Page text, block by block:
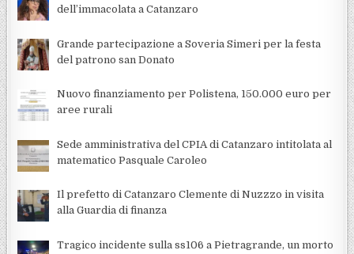
dell’immacolata a Catanzaro
Grande partecipazione a Soveria Simeri per la festa
del patrono san Donato
Nuovo finanziamento per Polistena, 150.000 euro per
aree rurali
Sede amministrativa del CPIA di Catanzaro intitolata al
matematico Pasquale Caroleo
Il prefetto di Catanzaro Clemente di Nuzzzo in visita
alla Guardia di finanza
Tragico incidente sulla ss106 a Pietragrande, un morto